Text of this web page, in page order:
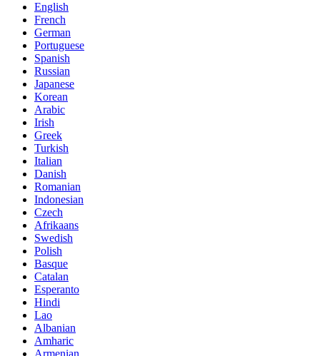
English
French
German
Portuguese
Spanish
Russian
Japanese
Korean
Arabic
Irish
Greek
Turkish
Italian
Danish
Romanian
Indonesian
Czech
Afrikaans
Swedish
Polish
Basque
Catalan
Esperanto
Hindi
Lao
Albanian
Amharic